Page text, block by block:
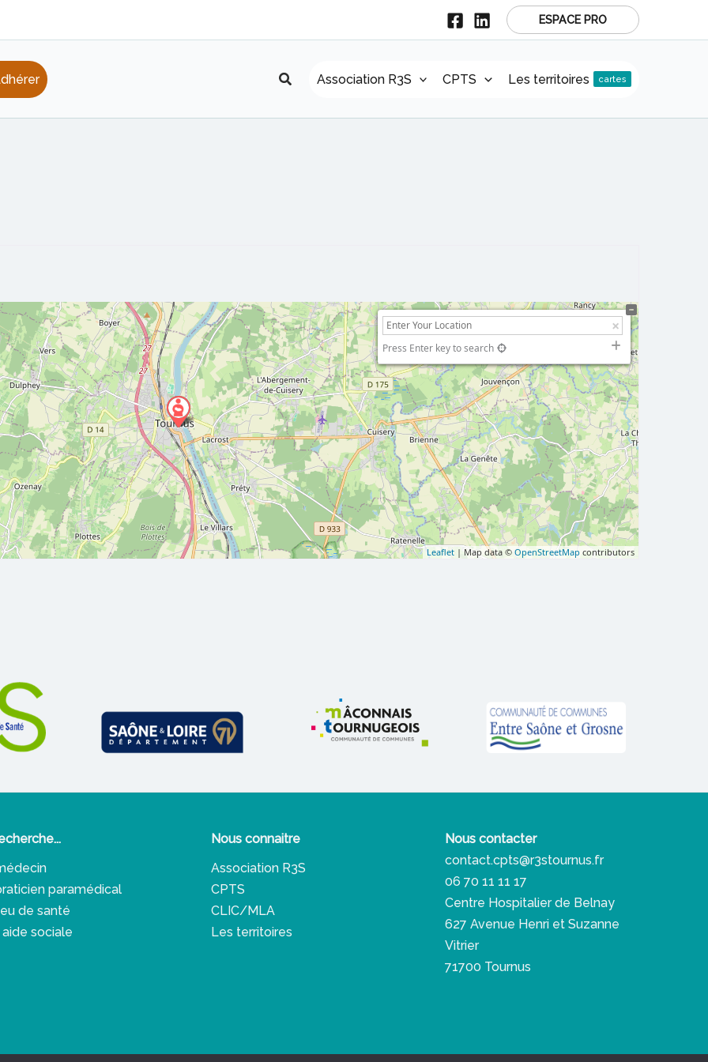
ESPACE PRO
Rechercher
Association R3S CPTS Les territoires cartes
Press Enter key to search
Leaflet | Map data © OpenStreetMap contributors
paramédical
de santé
sociale
Nous connaitre
Association R3S
CPTS
CLIC/MLA
Les territoires
Nous contacter
contact.cpts@r3stournus.fr
06 70 11 11 17
Centre Hospitalier de Belnay
627 Avenue Henri et Suzanne
Vitrier
71700 Tournus